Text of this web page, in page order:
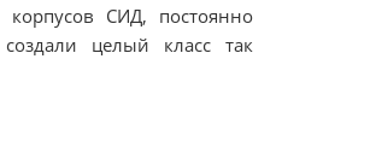
СИД, постоянно
целый класс так